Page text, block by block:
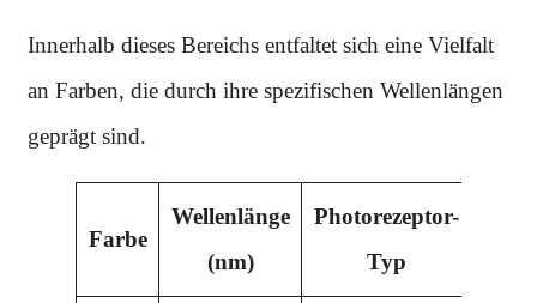
Innerhalb dieses Bereichs entfaltet sich eine Vielfalt
an Farben, die durch ihre spezifischen Wellenlängen
geprägt sind.
Farbe
Wellenlänge
(nm)
Photorezeptor-
Typ